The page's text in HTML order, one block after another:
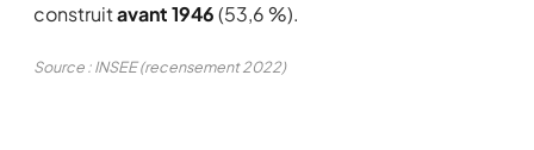
construitavant 1946(53,6 %).
Source : INSEE (recensement 2022)